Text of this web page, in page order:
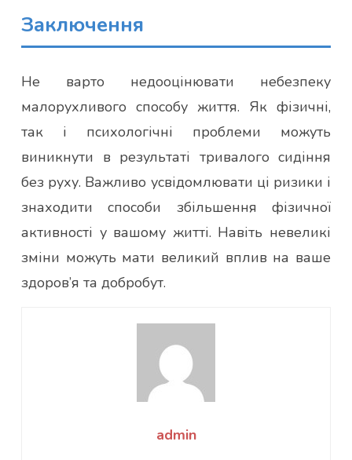
Заключення
Не варто недооцінювати небезпеку
малорухливого способу життя. Як фізичні,
так і психологічні проблеми можуть
виникнути в результаті тривалого сидіння
без руху. Важливо усвідомлювати ці ризики і
знаходити способи збільшення фізичної
активності у вашому житті. Навіть невеликі
зміни можуть мати великий вплив на ваше
здоров’я та добробут.
admin